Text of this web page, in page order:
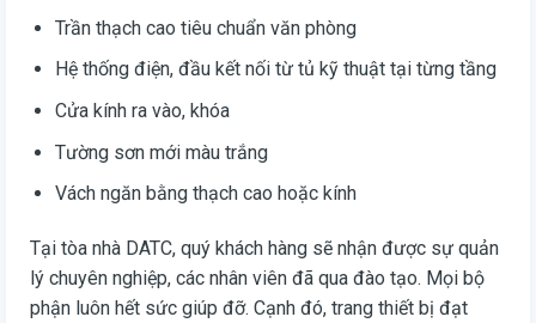
Trần thạch cao tiêu chuẩn văn phòng
Hệ thống điện, đầu kết nối từ tủ kỹ thuật tại từng tầng
Cửa kính ra vào, khóa
Tường sơn mới màu trắng
Vách ngăn bằng thạch cao hoặc kính
Tại tòa nhà DATC, quý khách hàng sẽ nhận được sự quản
lý chuyên nghiệp, các nhân viên đã qua đào tạo. Mọi bộ
phận luôn hết sức giúp đỡ. Cạnh đó, trang thiết bị đạt